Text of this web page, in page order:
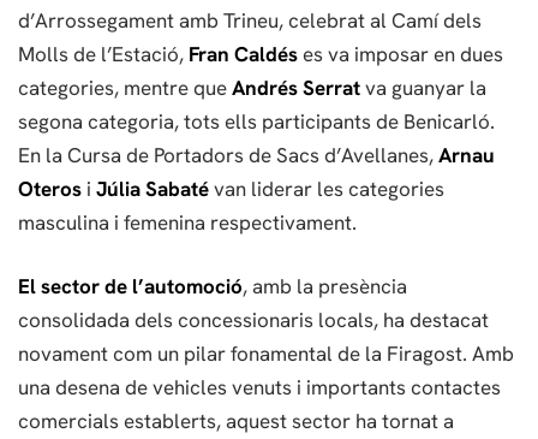
d’Arrossegament amb Trineu, celebrat al Camí dels
Molls de l’Estació, Fran Caldéses va imposar en dues
categories, mentre queAndrés Serratva guanyar la
segona categoria, tots ells participants de Benicarló.
En la Cursa de Portadors de Sacs d’Avellanes,Arnau
Oteros i Júlia Sabatévan liderar les categories
masculina i femenina respectivament.
El sector de l’automoció, amb la presència
consolidada dels concessionaris locals, ha destacat
novament com un pilar fonamental de la Firagost. Amb
una desena de vehicles venuts i importants contactes
comercials establerts, aquest sector ha tornat a